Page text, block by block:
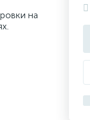
на